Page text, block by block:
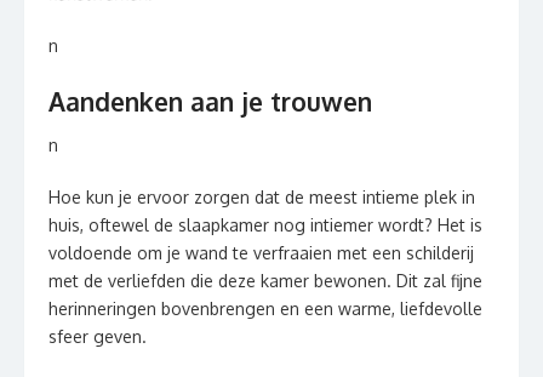
n
Aandenken aan je trouwen
n
Hoe kun je ervoor zorgen dat de meest intieme plek in
huis, oftewel de slaapkamer nog intiemer wordt? Het is
voldoende om je wand te verfraaien met een schilderij
met de verliefden die deze kamer bewonen. Dit zal fijne
herinneringen bovenbrengen en een warme, liefdevolle
sfeer geven.